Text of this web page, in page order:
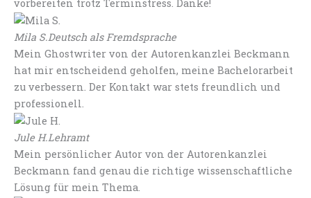
vorbereiten trotz Terminstress. Danke!
Mila S.Deutsch als Fremdsprache
Mein Ghostwriter von der Autorenkanzlei Beckmann
hat mir entscheidend geholfen, meine Bachelorarbeit
zu verbessern. Der Kontakt war stets freundlich und
professionell.
Jule H.Lehramt
Mein persönlicher Autor von der Autorenkanzlei
Beckmann fand genau die richtige wissenschaftliche
Lösung für mein Thema.